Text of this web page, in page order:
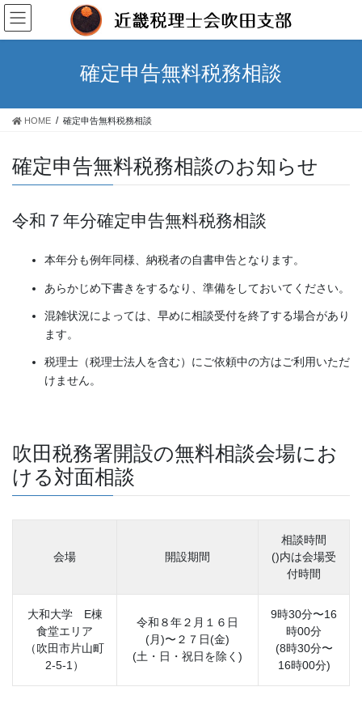
コ
ン
テ
ス
ナ
ビ
ゲ
ン
確定申告無料税務相談
HOME 確定申告無料税務相談
確定申告無料税務相談のお知らせ
令和７年分確定申告無料税務相談
本年分も例年同様、納税者の自書申告となります。
あらかじめ下書きをするなり、準備をしておいてください。
混雑状況によっては、早めに相談受付を終了する場合があり
ます。
税理士（税理士法人を含む）にご依頼中の方はご利用いただ
けません。
吹田税務署開設の無料相談会場にお
ける対面相談
会場 開設期間
相談時間
()内は会場受
付時間
大和大学 E棟
食堂エリア
（吹田市片山町
2-5-1）
令和８年２月１６日
(月)〜２７日(金)
(土・日・祝日を除く)
9時30分〜16
時00分
(8時30分〜
16時00分)